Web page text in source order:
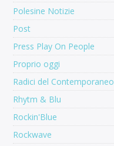
Polesine Notizie
Post
Press Play On People
Proprio oggi
Radici del Contemporaneo
Rhytm & Blu
Rockin'Blue
Rockwave